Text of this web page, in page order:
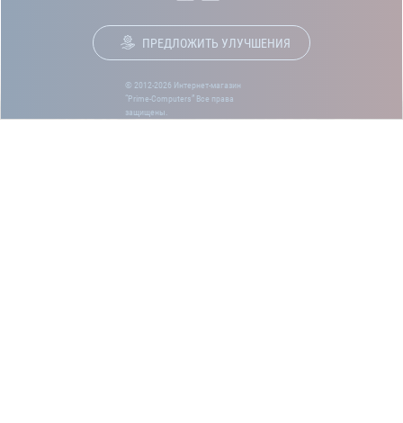
ПРЕДЛОЖИТЬ УЛУЧШЕНИЯ
© 2012-2026 Интернет-магазин
“Prime-Computers” Все права
защищены.